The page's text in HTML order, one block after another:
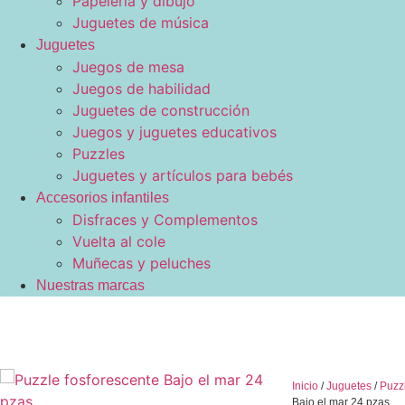
Juguetes de música
Juguetes
Juegos de mesa
Juegos de habilidad
Juguetes de construcción
Juegos y juguetes educativos
Puzzles
Juguetes y artículos para bebés
Accesorios infantiles
Disfraces y Complementos
Vuelta al cole
Muñecas y peluches
Nuestras marcas
Inicio/Juguetes/
Bajo el mar 24 pzas.